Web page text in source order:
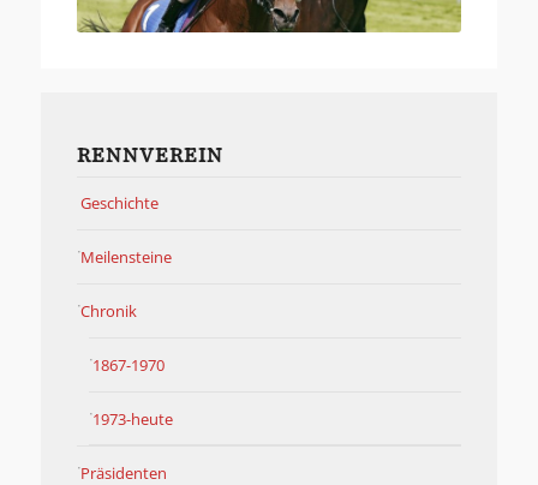
RENNVEREIN
Geschichte
Meilensteine
Chronik
1867-1970
1973-heute
Präsidenten